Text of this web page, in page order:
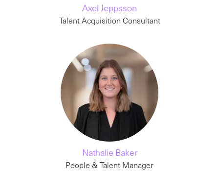
Axel Jeppsson
Talent Acquisition Consultant
Nathalie Baker
People & Talent Manager